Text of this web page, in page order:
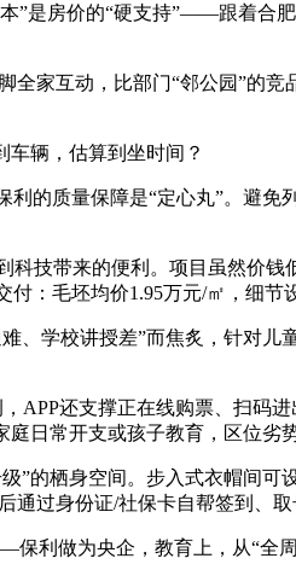
”是房价的“硬支持”——跟着合
互动，比部门“邻公园”的竞
辆，估算到坐时间？
质量保障是“定心丸”。避免
带来的便利。项目虽然价钱
：毛坯均价1.95万元/㎡，细节
学校讲授差”而焦炙，针对儿
还支撑正在线购票、扫码
日常开支或孩子教育，区位劣
栖身空间。步入式衣帽间可
过身份证/社保卡自帮签到、
做为央企，教育上，从“全周